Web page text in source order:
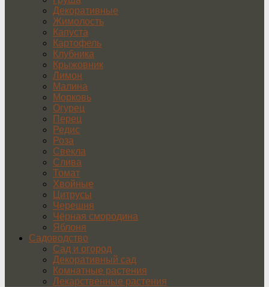
Декоративные
Жимолость
Капуста
Картофель
Клубника
Крыжовник
Лимон
Малина
Морковь
Огурец
Перец
Редис
Роза
Свекла
Слива
Томат
Хвойные
Цитрусы
Черешня
Чёрная смородина
Яблоня
Садоводство
Сад и огород
Декоративный сад
Комнатные растения
Лекарственные растения